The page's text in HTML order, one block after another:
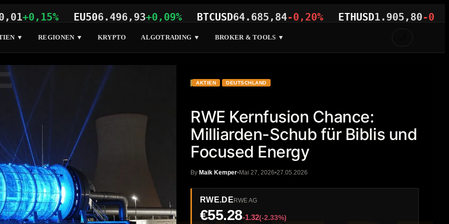
EU50 6.496,93+0,09% BTCUSD64.685,84-0,20% ETHUSD1.905,80-0,52%
▼ REGIONEN ▼ KRYPTO ALGOTRADING ▼ BROKER & TOOLS ▼
AKTIEN DEUTSCHLAND
RWE Kernfusion Chance:
Milliarden-Schub für Biblis und
Focused Energy
By Maik Kemper Mai 27, 2026 27.05.2026
RWE.DERWE AG
€55.28-1.32(-2.33%)